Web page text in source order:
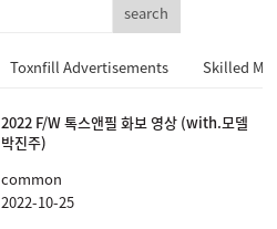
search
Toxnfill Advertisements Skilled
2022 F/W 톡스앤필 화보 영상 (with.모델
박진주)
common
2022-10-25